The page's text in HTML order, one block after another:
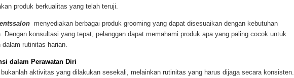
produk berkualitas yang telah teruji.
menyediakan berbagai produk grooming yang dapat disesuaikan dengan kebutuhan
Dengan konsultasi yang tepat, pelanggan dapat memahami produk apa yang paling cocok untuk
dalam rutinitas harian.
dalam Perawatan Diri
aktivitas yang dilakukan sesekali, melainkan rutinitas yang harus dijaga secara konsisten.